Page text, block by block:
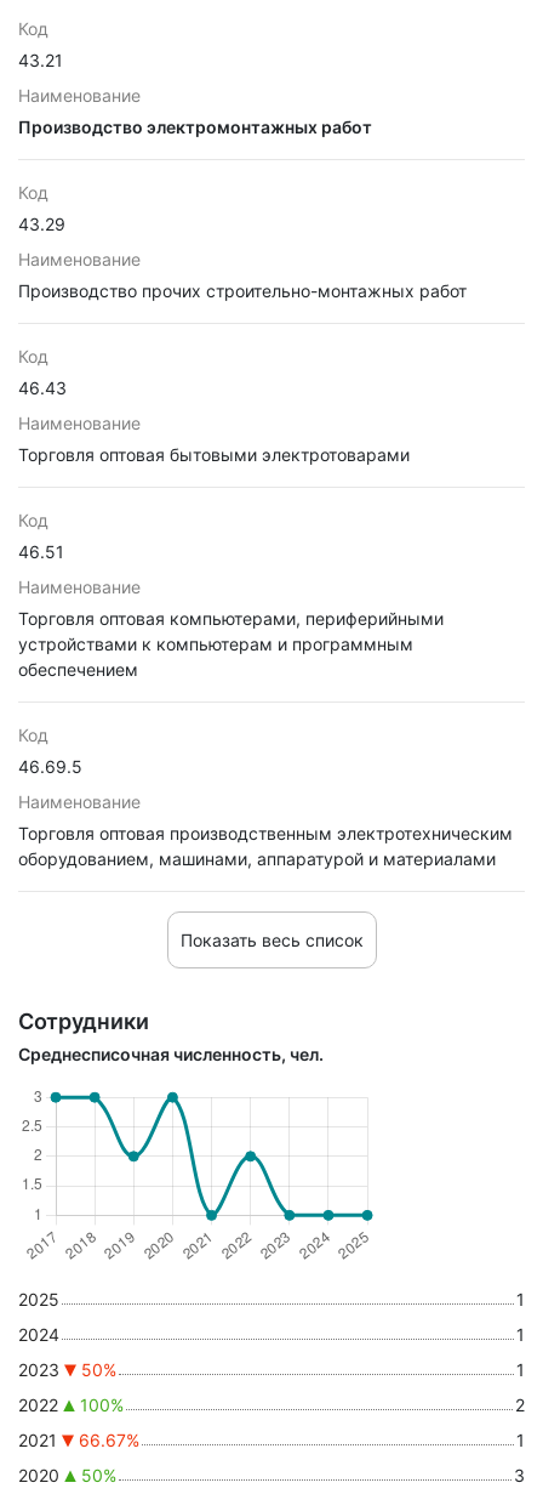
Код
43.21
Наименование
Производство электромонтажных работ
Код
43.29
Наименование
Производство прочих строительно-монтажных работ
Код
46.43
Наименование
Торговля оптовая бытовыми электротоварами
Код
46.51
Наименование
Торговля оптовая компьютерами, периферийными
устройствами к компьютерам и программным
обеспечением
Код
46.69.5
Наименование
Торговля оптовая производственным электротехническим
оборудованием, машинами, аппаратурой и материалами
Показать весь список
Сотрудники
Среднесписочная численность, чел.
2025
1
2024
1
2023
50%
1
2022
100%
2
2021
66.67%
1
2020
50% 3